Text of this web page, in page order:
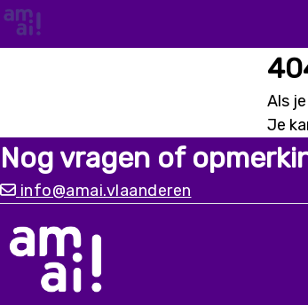
Als
Je
Nog vragen of
info@amai.vlaanderen